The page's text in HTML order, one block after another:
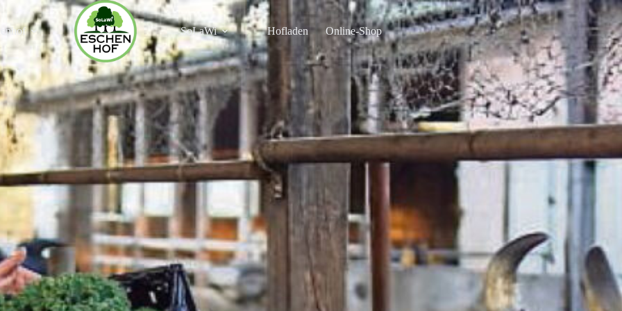
SoLaWi Hofladen Online-Shop